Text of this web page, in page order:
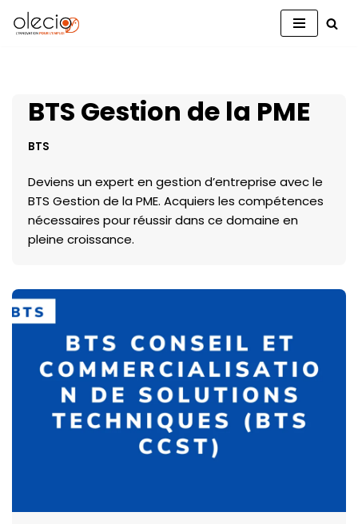
BTS Gestion de la PME
BTS
Deviens un expert en gestion d’entreprise avec le
BTS Gestion de la PME. Acquiers les compétences
nécessaires pour réussir dans ce domaine en
pleine croissance.